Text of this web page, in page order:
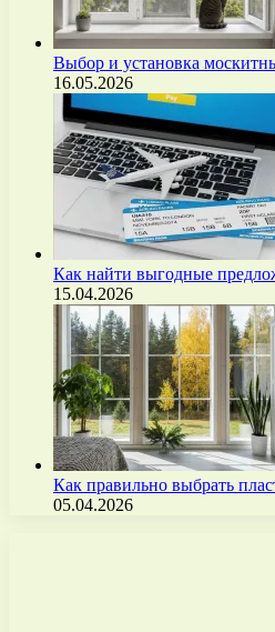
Выбор и установка
16.05.2026
Как найти выгодные
15.04.2026
Как правильно выбрать
05.04.2026